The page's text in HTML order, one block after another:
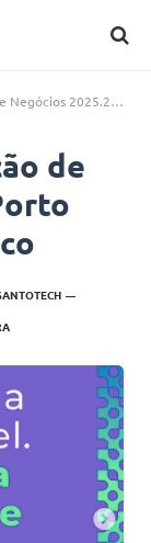
Porto Digital em Pernambuco
de